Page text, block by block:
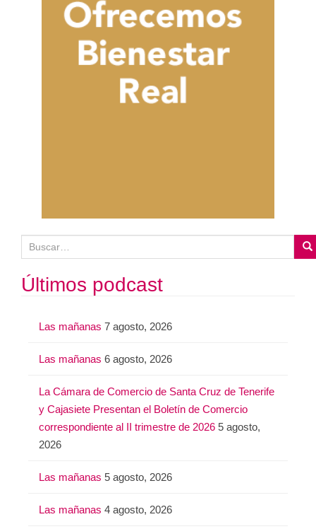
u
sÚltimos podcast
Las mañanas 7 agosto, 2026
Las mañanas 6 agosto, 2026
La Cámara de Comercio de Santa Cruz de Tenerife
y Cajasiete Presentan el Boletín de Comercio
correspondiente al II trimestre de 2026 5 agosto,
2026
Las mañanas 5 agosto, 2026
Las mañanas 4 agosto, 2026